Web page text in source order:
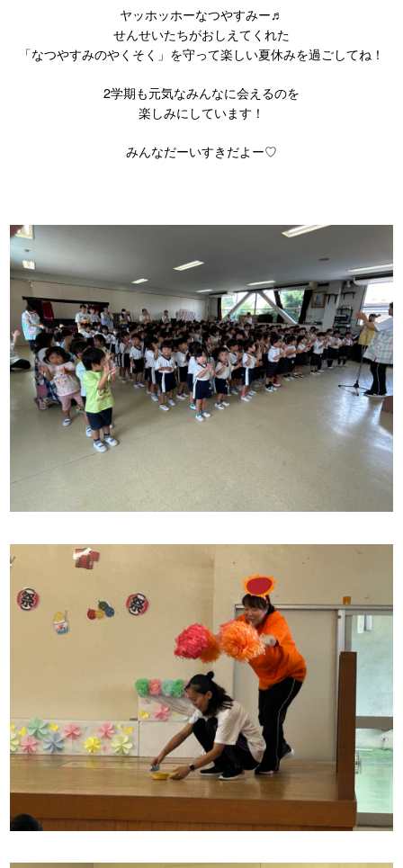
ヤッホッホーなつやすみー♬
せんせいたちがおしえてくれた
「なつやすみのやくそく」を守って楽しい夏休みを過ごしてね！
2学期も元気なみんなに会えるのを
楽しみにしています！
みんなだーいすきだよー♡